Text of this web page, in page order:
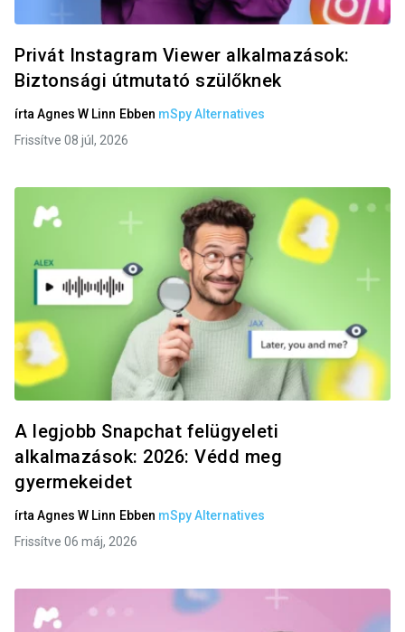
Privát Instagram Viewer alkalmazások:
Biztonsági útmutató szülőknek
írtaAgnes W Linn Ebben mSpy Alternatives
Frissítve 08 júl, 2026
A legjobb Snapchat felügyeleti
alkalmazások: 2026: Védd meg
gyermekeidet
írta Agnes W Linn Ebben mSpy Alternatives
Frissítve 06 máj, 2026